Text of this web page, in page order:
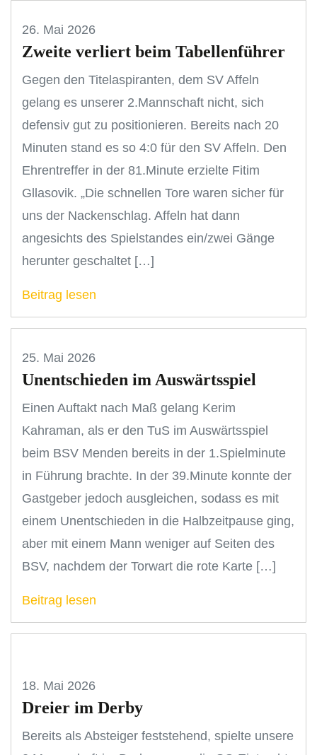
26. Mai 2026
Zweite verliert beim Tabellenführer
Gegen den Titelaspiranten, dem SV Affeln
gelang es unserer 2.Mannschaft nicht, sich
defensiv gut zu positionieren. Bereits nach 20
Minuten stand es so 4:0 für den SV Affeln. Den
Ehrentreffer in der 81.Minute erzielte Fitim
Gllasovik. „Die schnellen Tore waren sicher für
uns der Nackenschlag. Affeln hat dann
angesichts des Spielstandes ein/zwei Gänge
herunter geschaltet […]
Beitrag lesen
25. Mai 2026
Unentschieden im Auswärtsspiel
Einen Auftakt nach Maß gelang Kerim
Kahraman, als er den TuS im Auswärtsspiel
beim BSV Menden bereits in der 1.Spielminute
in Führung brachte. In der 39.Minute konnte der
Gastgeber jedoch ausgleichen, sodass es mit
einem Unentschieden in die Halbzeitpause ging,
aber mit einem Mann weniger auf Seiten des
BSV, nachdem der Torwart die rote Karte […]
Beitrag lesen
18. Mai 2026
Dreier im Derby
Bereits als Absteiger feststehend, spielte unsere